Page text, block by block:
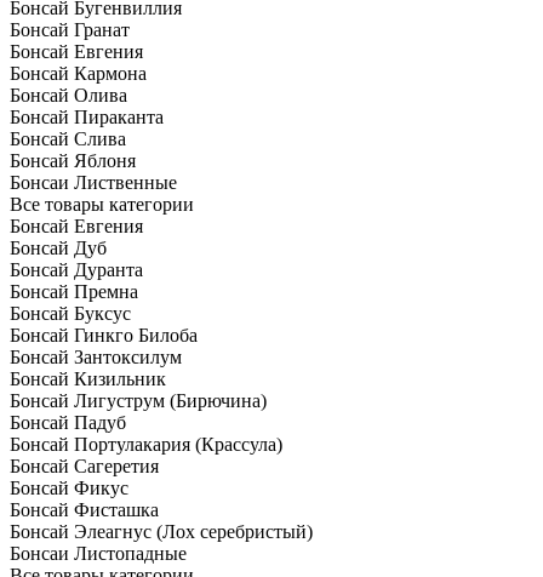
Бонсай Бугенвиллия
Бонсай Гранат
Бонсай Евгения
Бонсай Кармона
Бонсай Олива
Бонсай Пираканта
Бонсай Слива
Бонсай Яблоня
Бонсаи Лиственные
Все товары категории
Бонсай Евгения
Бонсай Дуб
Бонсай Дуранта
Бонсай Премна
Бонсай Буксус
Бонсай Гинкго Билоба
Бонсай Зантоксилум
Бонсай Кизильник
Бонсай Лигуструм (Бирючина)
Бонсай Падуб
Бонсай Портулакария (Крассула)
Бонсай Сагеретия
Бонсай Фикус
Бонсай Фисташка
Бонсай Элеагнус (Лох серебристый)
Бонсаи Листопадные